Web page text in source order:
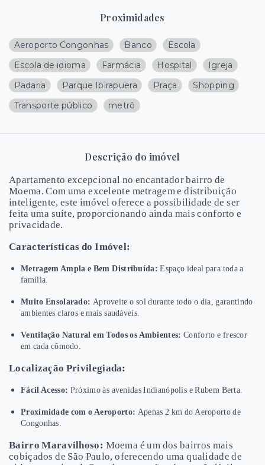
Proximidades
Aeroporto Congonhas Banco
Escola
Escola de idioma
Farmácia Hospital
Igreja
Padaria
Parque Ibirapuera Praça
Shopping
Transporte público
metrô
Descrição do imóvel
Apartamento excepcional no encantador bairro de
Moema. Com uma excelente metragem e distribuição
inteligente, este imóvel oferece a possibilidade de ser
feita uma suíte, proporcionando ainda mais conforto e
privacidade.
Características do Imóvel:
Metragem Ampla e Bem Distribuída: Espaço ideal para toda a
família.
Muito Ensolarado: Aproveite o sol durante todo o dia, garantindo
ambientes claros e mais saudáveis.
Ventilação Natural em Todos os Ambientes: Conforto e frescor
em cada cômodo.
Localização Privilegiada:
Fácil Acesso: Próximo às avenidas Indianópolis e Rubem Berta.
Proximidade com o Aeroporto: Apenas 2 km do Aeroporto de
Congonhas.
Bairro Maravilhoso: Moema é um dos bairros mais
cobiçados de São Paulo, oferecendo uma qualidade de